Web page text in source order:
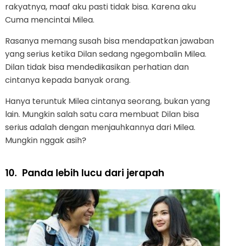
rakyatnya, maaf aku pasti tidak bisa. Karena aku
Cuma mencintai Milea.
Rasanya memang susah bisa mendapatkan jawaban
yang serius ketika Dilan sedang ngegombalin Milea.
Dilan tidak bisa mendedikasikan perhatian dan
cintanya kepada banyak orang.
Hanya teruntuk Milea cintanya seorang, bukan yang
lain. Mungkin salah satu cara membuat Dilan bisa
serius adalah dengan menjauhkannya dari Milea.
Mungkin nggak asih?
10. Panda lebih lucu dari jerapah